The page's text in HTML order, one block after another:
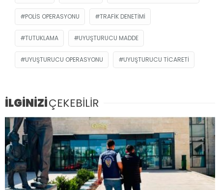
POLIS OPERASYONU TRAFIK DENETIMI
TUTUKLAMA UYUŞTURUCU MADDE
UYUŞTURUCU OPERASYONU UYUŞTURUCU TICARETI
İLGİNİZİÇEKEBİLİR